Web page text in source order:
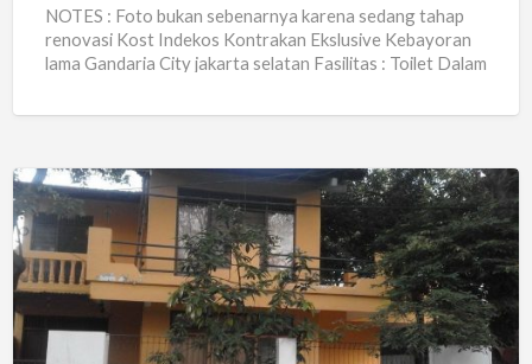
NOTES : Foto bukan sebenarnya karena sedang tahap
renovasi Kost Indekos Kontrakan Ekslusive Kebayoran
lama Gandaria City jakarta selatan Fasilitas : Toilet Dalam
Kosan
Rindang
Khusus
Wanita